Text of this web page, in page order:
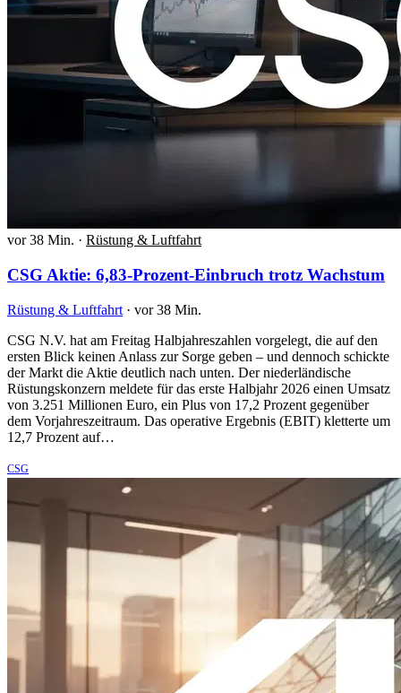
vor 38 Min. · Rüstung & Luftfahrt
CSG Aktie: 6,83-Prozent-Einbruch trotz Wachstum
Rüstung & Luftfahrt · vor 38 Min.
CSG N.V. hat am Freitag Halbjahreszahlen vorgelegt, die auf den
ersten Blick keinen Anlass zur Sorge geben – und dennoch schickte
der Markt die Aktie deutlich nach unten. Der niederländische
Rüstungskonzern meldete für das erste Halbjahr 2026 einen Umsatz
von 3.251 Millionen Euro, ein Plus von 17,2 Prozent gegenüber
dem Vorjahreszeitraum. Das operative Ergebnis (EBIT) kletterte um
12,7 Prozent auf…
CSG